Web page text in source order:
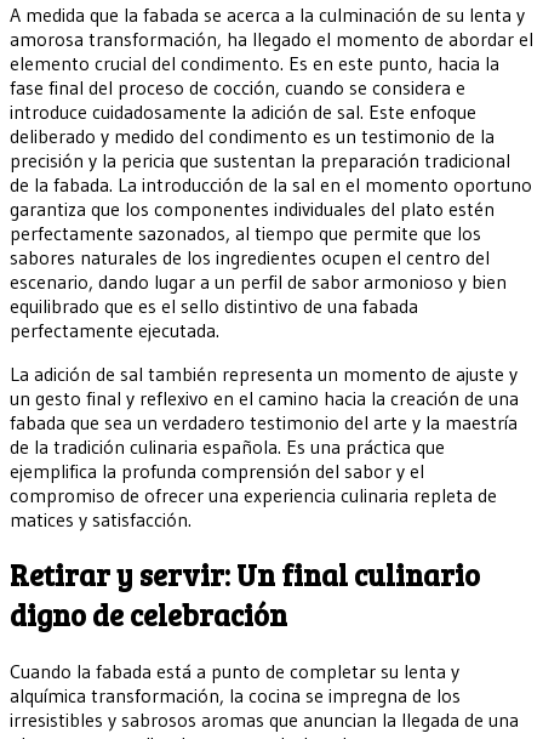
A medida que la fabada se acerca a la culminación de su lenta y
amorosa transformación, ha llegado el momento de abordar el
elemento crucial del condimento. Es en este punto, hacia la
fase final del proceso de cocción, cuando se considera e
introduce cuidadosamente la adición de sal. Este enfoque
deliberado y medido del condimento es un testimonio de la
precisión y la pericia que sustentan la preparación tradicional
de la fabada. La introducción de la sal en el momento oportuno
garantiza que los componentes individuales del plato estén
perfectamente sazonados, al tiempo que permite que los
sabores naturales de los ingredientes ocupen el centro del
escenario, dando lugar a un perfil de sabor armonioso y bien
equilibrado que es el sello distintivo de una fabada
perfectamente ejecutada.
La adición de sal también representa un momento de ajuste y
un gesto final y reflexivo en el camino hacia la creación de una
fabada que sea un verdadero testimonio del arte y la maestría
de la tradición culinaria española. Es una práctica que
ejemplifica la profunda comprensión del sabor y el
compromiso de ofrecer una experiencia culinaria repleta de
matices y satisfacción.
Retirar y servir: Un final culinario
digno de celebración
Cuando la fabada está a punto de completar su lenta y
alquímica transformación, la cocina se impregna de los
irresistibles y sabrosos aromas que anuncian la llegada de una